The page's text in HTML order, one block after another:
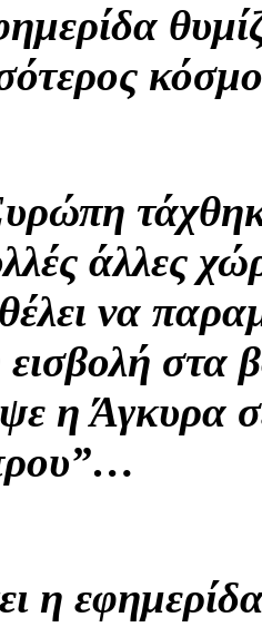
άλλες
να
στα
η Άγκυρα
η